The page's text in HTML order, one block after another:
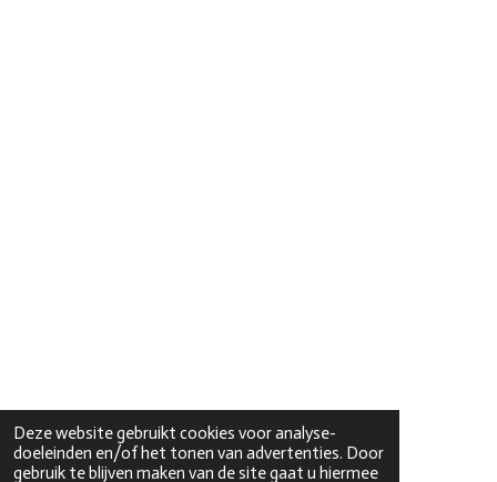
Deze website gebruikt cookies voor analyse-
doeleinden en/of het tonen van advertenties. Door
gebruik te blijven maken van de site gaat u hiermee